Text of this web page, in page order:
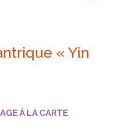
« Yin
À LA CARTE